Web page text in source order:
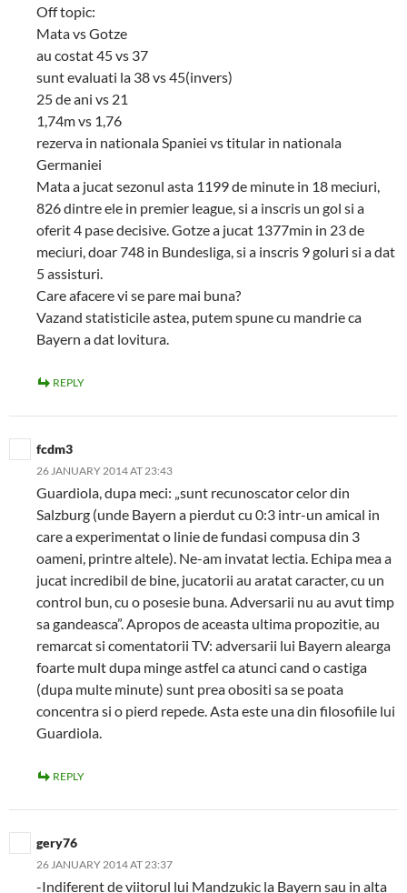
Off topic:
Mata vs Gotze
au costat 45 vs 37
sunt evaluati la 38 vs 45(invers)
25 de ani vs 21
1,74m vs 1,76
rezerva in nationala Spaniei vs titular in nationala
Germaniei
Mata a jucat sezonul asta 1199 de minute in 18 meciuri,
826 dintre ele in premier league, si a inscris un gol si a
oferit 4 pase decisive. Gotze a jucat 1377min in 23 de
meciuri, doar 748 in Bundesliga, si a inscris 9 goluri si a dat
5 assisturi.
Care afacere vi se pare mai buna?
Vazand statisticile astea, putem spune cu mandrie ca
Bayern a dat lovitura.
REPLY
fcdm3
26 JANUARY 2014 AT 23:43
Guardiola, dupa meci: „sunt recunoscator celor din
Salzburg (unde Bayern a pierdut cu 0:3 intr-un amical in
care a experimentat o linie de fundasi compusa din 3
oameni, printre altele). Ne-am invatat lectia. Echipa mea a
jucat incredibil de bine, jucatorii au aratat caracter, cu un
control bun, cu o posesie buna. Adversarii nu au avut timp
sa gandeasca”. Apropos de aceasta ultima propozitie, au
remarcat si comentatorii TV: adversarii lui Bayern alearga
foarte mult dupa minge astfel ca atunci cand o castiga
(dupa multe minute) sunt prea obositi sa se poata
concentra si o pierd repede. Asta este una din filosofiile lui
Guardiola.
REPLY
gery76
26 JANUARY 2014 AT 23:37
-Indiferent de viitorul lui Mandzukic la Bayern sau in alta